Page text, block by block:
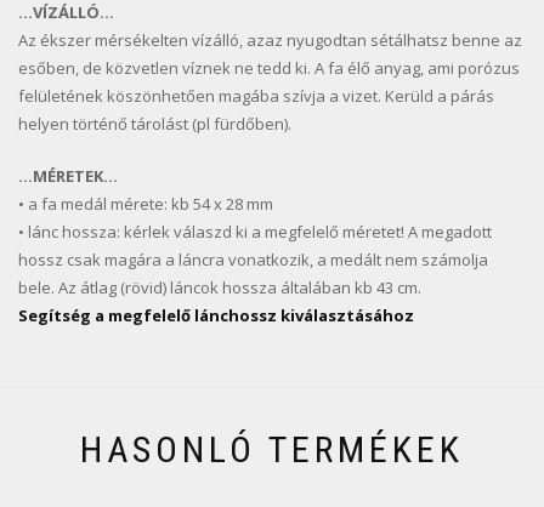
…VÍZÁLLÓ…
Az ékszer mérsékelten vízálló, azaz nyugodtan sétálhatsz benne az
esőben, de közvetlen víznek ne tedd ki. A fa élő anyag, ami porózus
felületének köszönhetően magába szívja a vizet. Kerüld a párás
helyen történő tárolást (pl fürdőben).
…MÉRETEK…
• a fa medál mérete: kb 54 x 28 mm
• lánc hossza: kérlek válaszd ki a megfelelő méretet! A megadott
hossz csak magára a láncra vonatkozik, a medált nem számolja
bele. Az átlag (rövid) láncok hossza általában kb 43 cm.
Segítség a megfelelő lánchossz kiválasztásához
HASONLÓ TERMÉKEK